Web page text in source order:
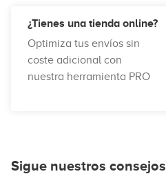
¿Tienes una tienda online?
Optimiza tus envíos sin
coste adicional con
nuestra herramienta PRO
Sigue nuestros